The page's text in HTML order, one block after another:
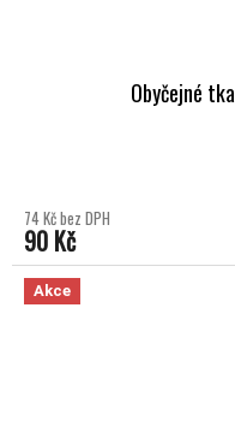
Obyčejné
74 Kč bez DPH
90 Kč
Akce